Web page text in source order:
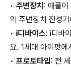
• 주변장치 : 애플이
의 주변장치 전성
• i디바이스: i디바
요. 1세대 아이팟에
• 프로토타입: 전